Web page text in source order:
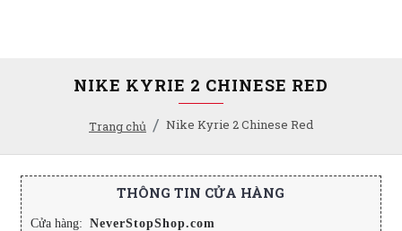
Trang chủ Nike Kyrie 2 Chinese Red
NIKE KYRIE 2 CHINESE RED
THÔNG TIN CỬA HÀNG
Cửa hàng: NeverStopShop.com